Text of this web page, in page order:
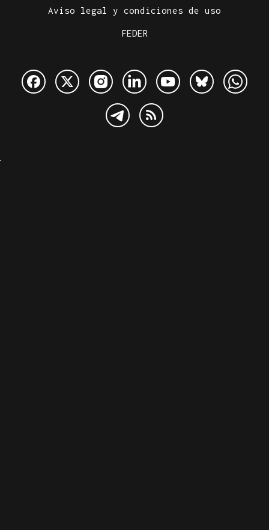
Aviso legal y condiciones de uso
FEDER